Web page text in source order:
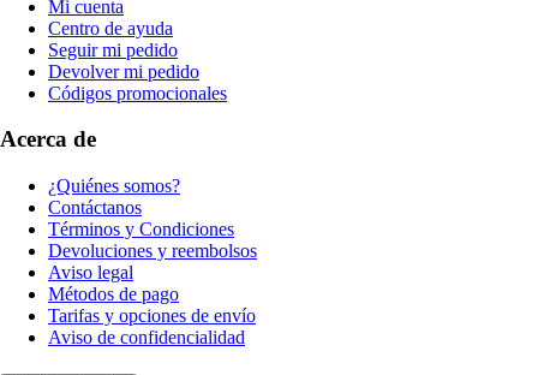
Mi cuenta
Centro de ayuda
Seguir mi pedido
Devolver mi pedido
Códigos promocionales
Acerca de
¿Quiénes somos?
Contáctanos
Términos y Condiciones
Devoluciones y reembolsos
Aviso legal
Métodos de pago
Tarifas y opciones de envío
Aviso de confidencialidad